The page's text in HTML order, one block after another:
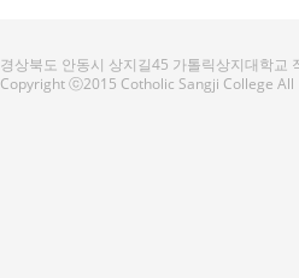
경상북도 안동시 상지길45 가톨릭상지대학교
Copyright ⓒ2015 Cotholic Sangji College